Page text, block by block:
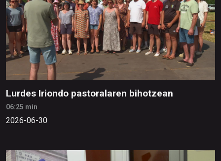
Lurdes Iriondo pastoralaren bihotzean
06:25 min
2026-06-30